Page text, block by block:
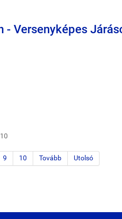
- Versenyképes
9 10 Tovább Utolsó